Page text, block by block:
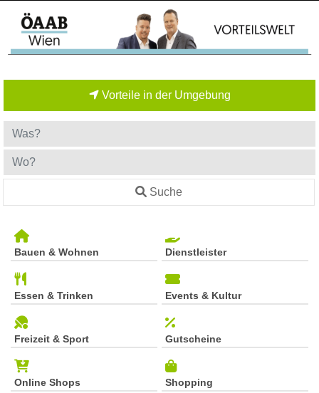
Vorteile in der Umgebung
Suche
Bauen & Wohnen Dienstleister
Essen & Trinken Events & Kultur
Freizeit & Sport Gutscheine
Online Shops Shopping